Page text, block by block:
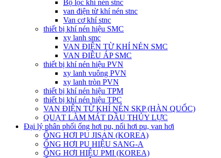
Bộ lọc khí nén stnc
van điện từ khí nén stnc
Van cơ khí stnc
thiết bị khí nén hiệu SMC
xy lanh smc
VAN ĐIỆN TỪ KHÍ NÉN SMC
VAN ĐIỀU ÁP SMC
thiết bị khí nén hiệu PVN
xy lanh vuông PVN
xy lanh tròn PVN
thiết bị khí nén hiệu TPM
thiết bị khí nén hiệu TPC
VAN ĐIỆN TỪ KHÍ NÉN SKP (HÀN QUỐC)
QUẠT LÀM MÁT DẦU THỦY LỰC
Đại lý phân phối ống hơi pu, nối hơi pu, van hơi
ỐNG HƠI PU JISAN (KOREA)
ỐNG HƠI PU HIỆU SANG-A
ỐNG HƠI HIỆU PMI (KOREA)